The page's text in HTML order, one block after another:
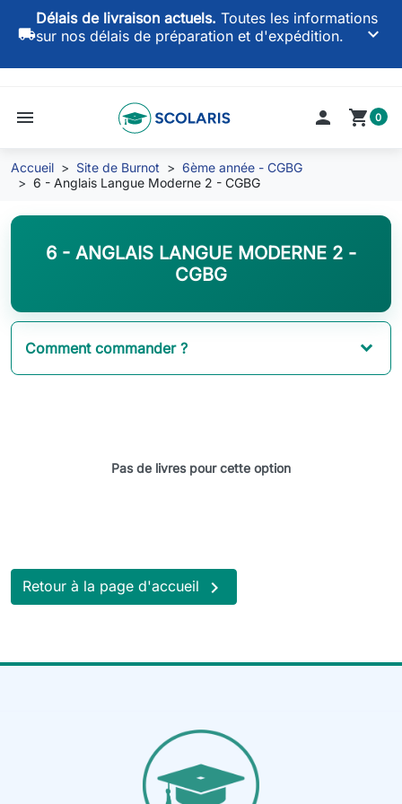
local_shipping
Délais de livraison actuels. Toutes les informations
sur nos délais de préparation et d'expédition.
keyboard_arrow_down
menu  shopping_cart 0
Accueil Site de Burnot
6ème année - CGBG
6 - Anglais Langue Moderne 2 - CGBG
6 - ANGLAIS LANGUE MODERNE 2 -
CGBG
Comment commander ?
Pas de livres pour cette option
Retour à la page d'accueil 